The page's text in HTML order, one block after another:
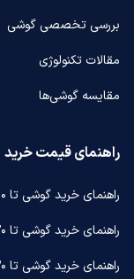
بررسی تخصصی گوشی
مقالات تکنولوژی
مقایسه گوشی‌ها
راهنمای قیمت خرید
راهنمای خرید گوشی تا ۱۰ میلیون
راهنمای خرید گوشی تا ۲۰ میلیون
راهنمای خرید گوشی تا ۳۰ میلیون